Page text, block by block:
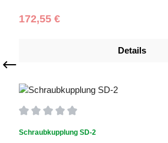
Regulärer Preis:
172,55 €
Details
Schraubkupplung SD-2